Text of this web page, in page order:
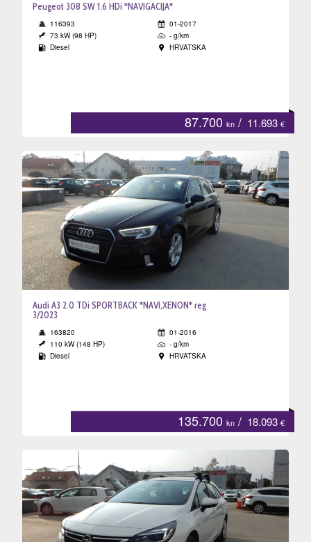
Peugeot 308 SW 1.6 HDi *NAVIGACIJA*
116393
01-2017
73 kW (98 HP)
- g/km
Diesel
HRVATSKA
87.700 kn / 11.693 €
Audi A3 2.0 TDi SPORTBACK *NAVI,XENON* reg
3/2023
163820
01-2016
110 kW (148 HP)
- g/km
Diesel
HRVATSKA
135.700 kn / 18.093 €